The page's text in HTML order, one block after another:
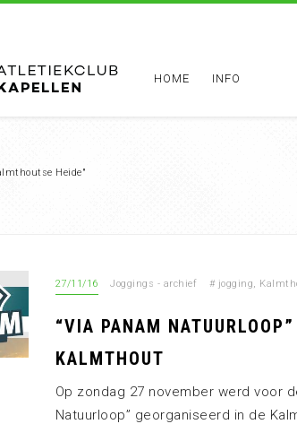
HOME INFO
Heide"
27/11/16 Joggings - archief # jogging,
“VIA PANAM
KALMTHOUT
Op zondag 27 november werd voor
Natuurloop” georganiseerd in de